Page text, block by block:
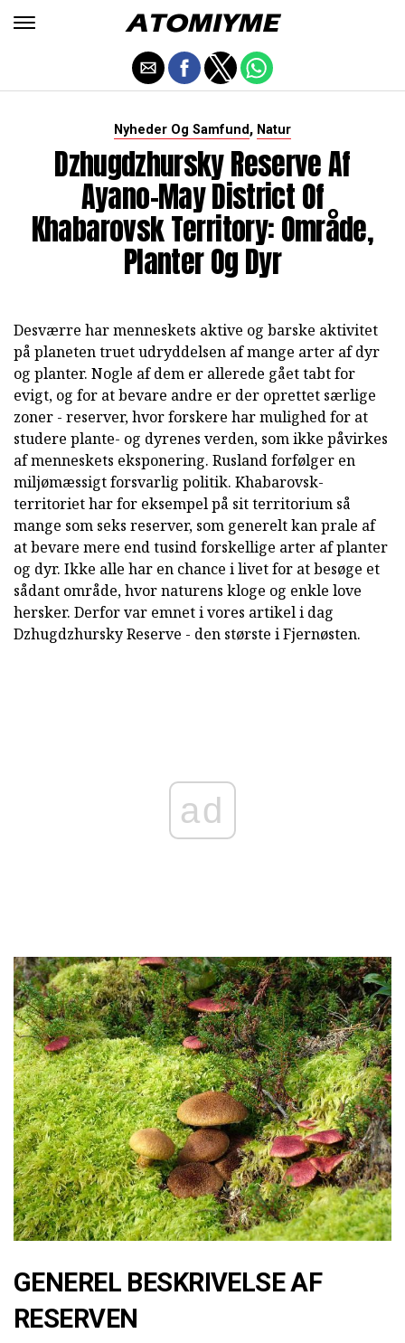
Nyheder Og Samfund, Natur
Dzhugdzhursky Reserve Af
Ayano-May District Of
Khabarovsk Territory: Område,
Planter Og Dyr
Desværre har menneskets aktive og barske aktivitet
på planeten truet udryddelsen af mange arter af dyr
og planter. Nogle af dem er allerede gået tabt for
evigt, og for at bevare andre er der oprettet særlige
zoner - reserver, hvor forskere har mulighed for at
studere plante- og dyrenes verden, som ikke påvirkes
af menneskets eksponering. Rusland forfølger en
miljømæssigt forsvarlig politik. Khabarovsk-
territoriet har for eksempel på sit territorium så
mange som seks reserver, som generelt kan prale af
at bevare mere end tusind forskellige arter af planter
og dyr. Ikke alle har en chance i livet for at besøge et
sådant område, hvor naturens kloge og enkle love
hersker. Derfor var emnet i vores artikel i dag
Dzhugdzhursky Reserve - den største i Fjernøsten.
ad
GENEREL BESKRIVELSE AF
RESERVEN